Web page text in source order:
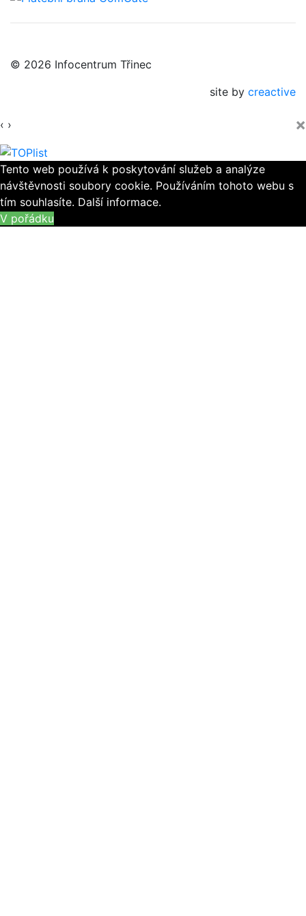
© 2026 Infocentrum Třinec
site by creactive
‹ › ×
Tento web používá k poskytování služeb a analýze
návštěvnosti soubory cookie. Používáním tohoto webu s
tím souhlasíte. Další informace.
V pořádku